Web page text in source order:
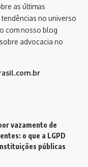
as últimas
no universo
com nosso blog
advocacia no
vazamento de
o que a LGPD
públicas